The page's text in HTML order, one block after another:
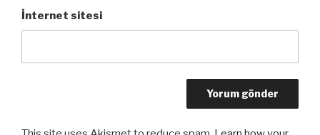
İnternet sitesi